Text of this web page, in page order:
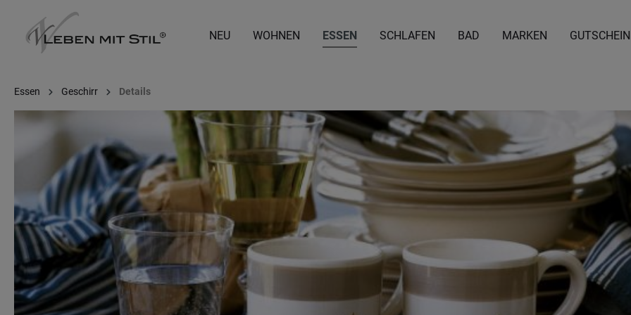
Zur Hauptnavigation springen
NEU WOHNEN ESSEN SCHLAFEN BAD MARKEN
Essen Geschirr Details